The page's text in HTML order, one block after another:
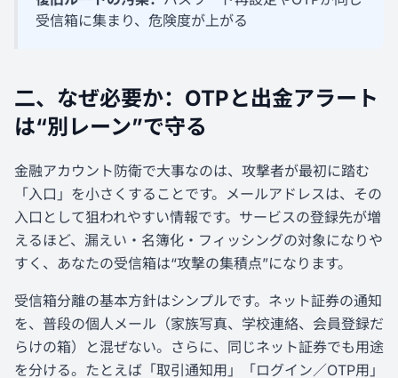
受信箱に集まり、危険度が上がる
二、なぜ必要か：OTPと出金アラート
は“別レーン”で守る
金融アカウント防衛で大事なのは、攻撃者が最初に踏む
「入口」を小さくすることです。メールアドレスは、その
入口として狙われやすい情報です。サービスの登録先が増
えるほど、漏えい・名簿化・フィッシングの対象になりや
すく、あなたの受信箱は“攻撃の集積点”になります。
受信箱分離の基本方針はシンプルです。ネット証券の通知
を、普段の個人メール（家族写真、学校連絡、会員登録だ
らけの箱）と混ぜない。さらに、同じネット証券でも用途
を分ける。たとえば「取引通知用」「ログイン／OTP用」